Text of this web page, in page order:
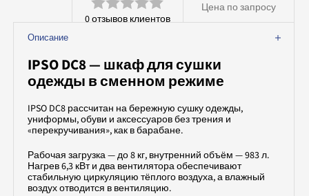
Оценка
из
5
0отзывов клиентов
Цена по запросу
Описание
IPSO DC8 — шкаф для сушки
одежды в сменном режиме
IPSO DC8 рассчитан на бережную сушку одежды,
униформы, обуви и аксессуаров без трения и
«перекручивания», как в барабане.
Рабочая загрузка — до 8 кг, внутренний объём — 983 л.
Нагрев 6,3 кВт и два вентилятора обеспечивают
стабильную циркуляцию тёплого воздуха, а влажный
воздух отводится в вентиляцию.